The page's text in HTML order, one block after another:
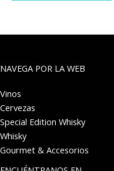
NAVEGA POR LA WEB
Vinos
Cervezas
Special Edition Whisky
Whisky
Gourmet & Accesorios